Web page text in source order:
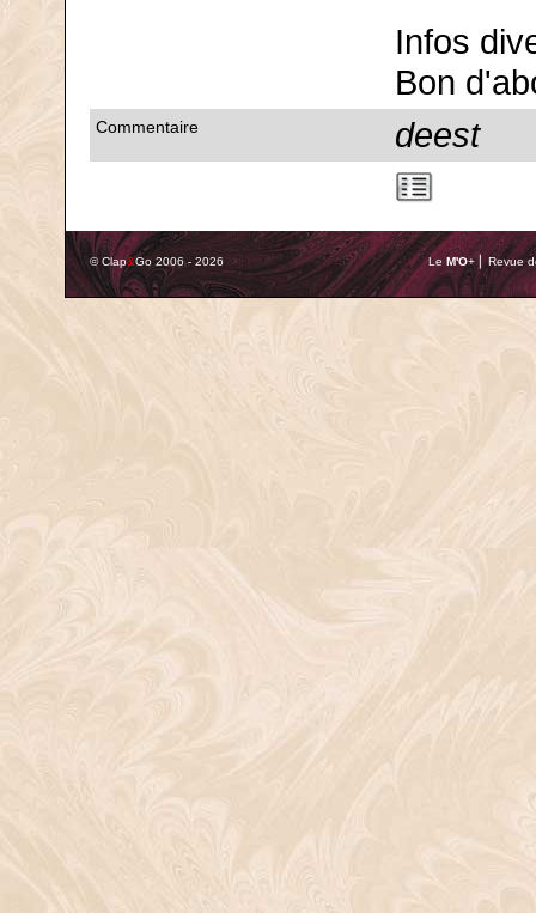
Infos
Bon
Commentaire deest
© Clap&Go 2006 - 2026 Le M'O+ ⎢ Revue